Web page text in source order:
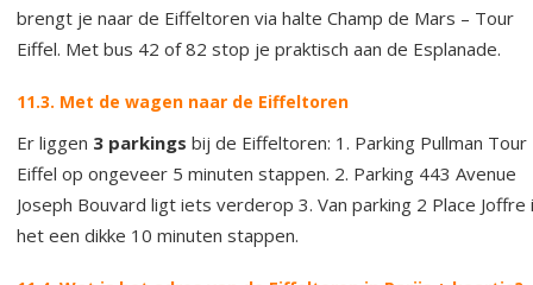
brengt je naar de Eiffeltoren via halte Champ de Mars – Tour
Eiffel. Met bus 42 of 82 stop je praktisch aan de Esplanade.
11.3. Met de wagen naar de Eiffeltoren
Er liggen 3 parkings bij de Eiffeltoren: 1. Parking Pullman Tour
Eiffel op ongeveer 5 minuten stappen. 2. Parking 443 Avenue
Joseph Bouvard ligt iets verderop 3. Van parking 2 Place Joffre
het een dikke 10 minuten stappen.